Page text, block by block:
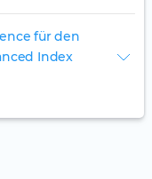
für den
Index